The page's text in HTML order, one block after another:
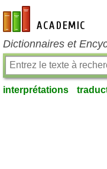
fr-academic.com
Dictionnaires et
interprétations